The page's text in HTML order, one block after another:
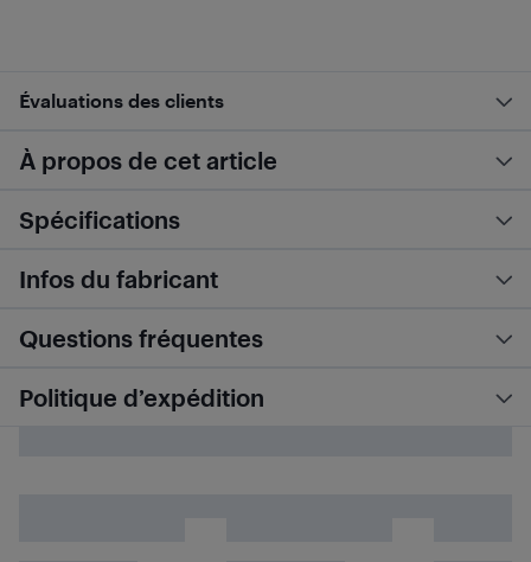
Évaluations des clients
À propos de cet article
Spécifications
Infos du fabricant
Questions fréquentes
Politique d’expédition